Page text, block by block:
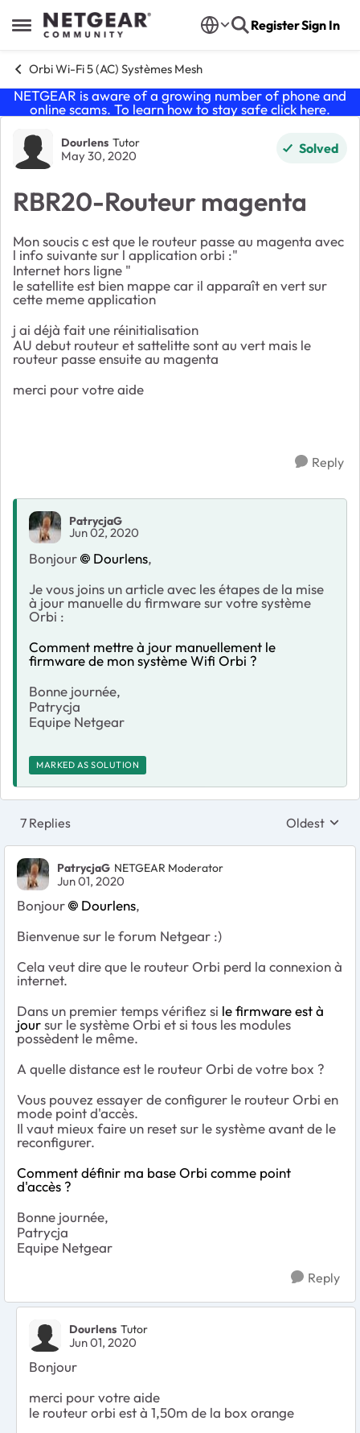
Open Side Menu
Skip to content RegisterSign In
Orbi Wi-Fi 5 (AC) Systèmes Mesh
NETGEAR is aware of a growing number of phone and
online scams. To learn how to stay safe click here.
Forum Discussion
Dourlens Tutor
May 30, 2020 Solved
RBR20-Routeur magenta
Mon soucis c est que le routeur passe au magenta avec
l info suivante sur l application orbi :"
Internet hors ligne "
le satellite est bien mappe car il apparaît en vert sur
cette meme application
j ai déjà fait une réinitialisation
AU debut routeur et sattelitte sont au vert mais le
routeur passe ensuite au magenta
merci pour votre aide
Reply
PatrycjaG
Jun 02, 2020
Bonjour Dourlens,
Je vous joins un article avec les étapes de la mise
à jour manuelle du firmware sur votre système
Orbi :
Comment mettre à jour manuellement le
firmware de mon système Wifi Orbi ?
Bonne journée,
Patrycja
Equipe Netgear
MARKED AS SOLUTION
7 Replies Replies
Oldest
PatrycjaG NETGEAR Moderator
Jun 01, 2020
Bonjour Dourlens,
Bienvenue sur le forum Netgear :)
Cela veut dire que le routeur Orbi perd la connexion à
internet.
Dans un premier temps vérifiez si le firmware est à
joursur le système Orbi et si tous les modules
possèdent le même.
A quelle distance est le routeur Orbi de votre box ?
Vous pouvez essayer de configurer le routeur Orbi en
mode point d'accès.
Il vaut mieux faire un reset sur le système avant de le
reconfigurer.
Comment définir ma base Orbi comme point
d'accès ?
Bonne journée,
Patrycja
Equipe Netgear
Reply
Dourlens Tutor
Jun 01, 2020
Bonjour
merci pour votre aide
le routeur orbi est à 1,50m de la box orange